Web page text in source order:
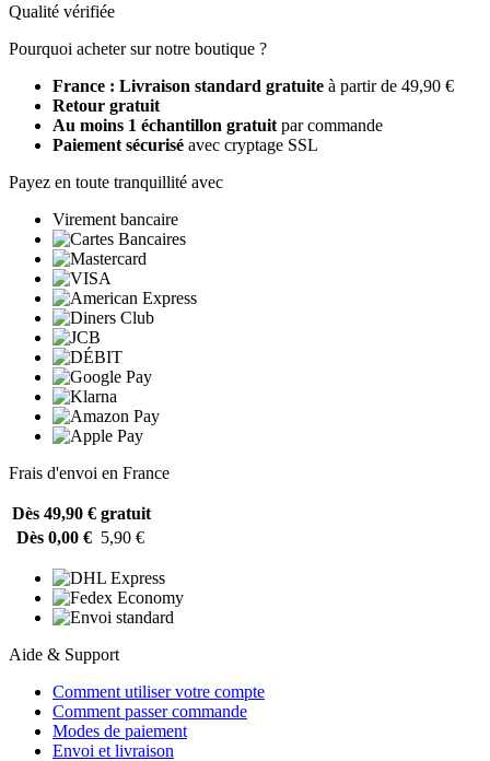
Qualité vérifiée
Pourquoi acheter sur notre boutique ?
France : Livraison standard gratuite à partir de 49,90 €
Retour gratuit
Au moins 1 échantillon gratuit par commande
Paiement sécurisé avec cryptage SSL
Payez en toute tranquillité avec
Virement bancaire
Frais d'envoi en France
Dès 49,90 € gratuit
Dès 0,00 € 5,90 €
Aide & Support
Comment utiliser votre compte
Comment passer commande
Modes de paiement
Envoi et livraison